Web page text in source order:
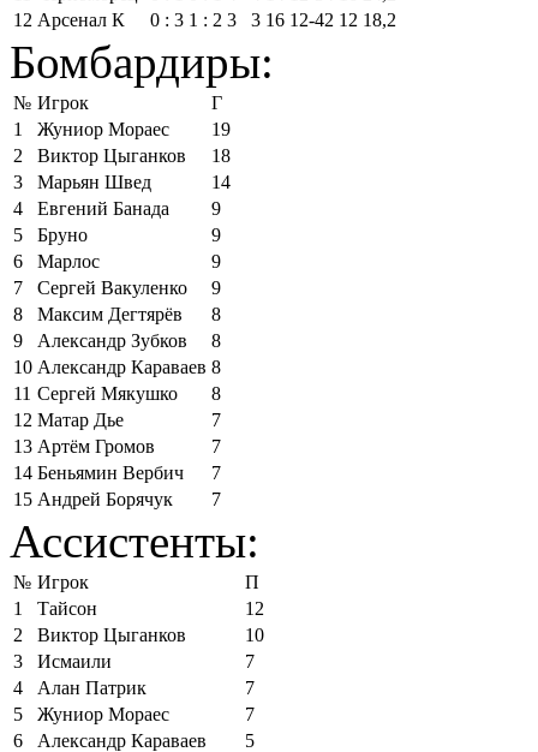
12 Арсенал К 0 : 3 1 : 2 3 3 16 12‑42 12 18,2
Бомбардиры:
№ Игрок
Г
1
Жуниор Мораес
19
2
Виктор Цыганков
18
3
Марьян Швед
14
4
Евгений Банада
9
5
Бруно
9
6
Марлос
9
7
Сергей Вакуленко
9
8
Максим Дегтярёв
8
9
Александр Зубков
8
10 Александр Караваев 8
11 Сергей Мякушко
8
12 Матар Дье
7
13 Артём Громов
7
14 Беньямин Вербич
7
15 Андрей Борячук 7
Ассистенты:
№ Игрок
П
1
Тайсон
12
2
Виктор Цыганков
10
3
Исмаили
7
4
Алан Патрик
7
5
Жуниор Мораес
7
6
Александр Караваев 5